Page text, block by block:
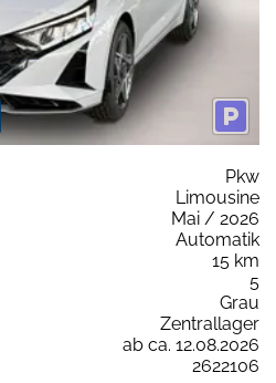
Pkw
Limousine
Mai / 2026
Automatik
15 km
5
Grau
Zentrallager
ab ca. 12.08.2026
2622106